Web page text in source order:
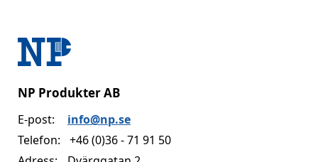
NP Produkter AB
E-post:
info@np.se
Telefon:
+46 (0)36 - 71 91 50